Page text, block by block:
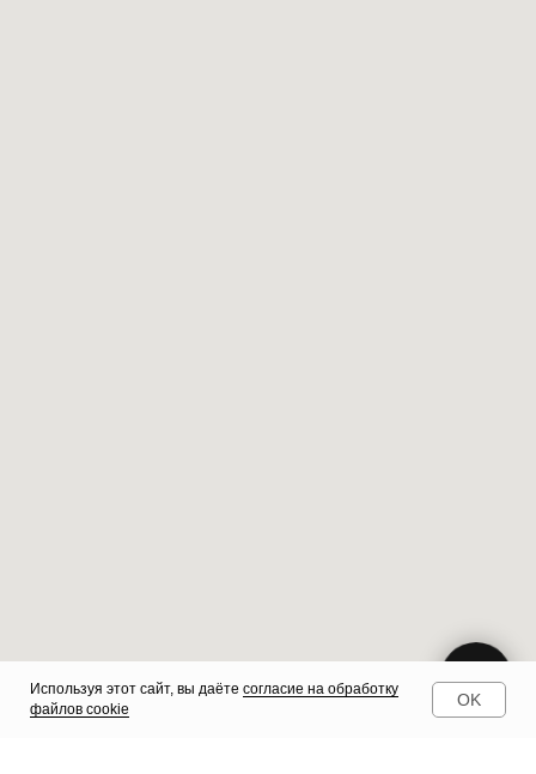
Используя этот сайт, вы даёте согласие на обработку
файлов cookie
OK